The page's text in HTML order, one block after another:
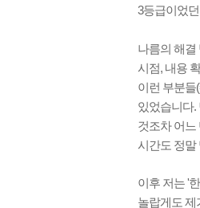
3등급이었
나름의 해결
시점, 내용
이런 부분들
있었습니다.
것조차 어느
시간도 정말
이후 저는 '
놀랍게도 제